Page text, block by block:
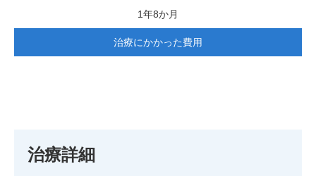
1年8か月
治療にかかった費用
治療詳細